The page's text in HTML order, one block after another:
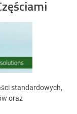
standardowych,
oraz